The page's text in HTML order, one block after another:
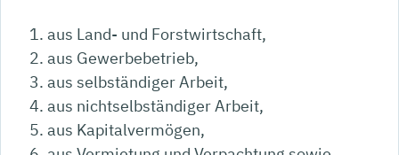
aus Land- und Forstwirtschaft,
aus Gewerbebetrieb,
aus selbständiger Arbeit,
aus nichtselbständiger Arbeit,
aus Kapitalvermögen,